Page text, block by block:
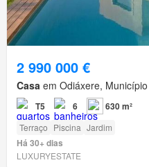
2 990 000 €
Casa em Odiáxere,
T5 6 630 m²
Terraço Piscina Jardim
Há 30+ dias
LUXURYESTATE